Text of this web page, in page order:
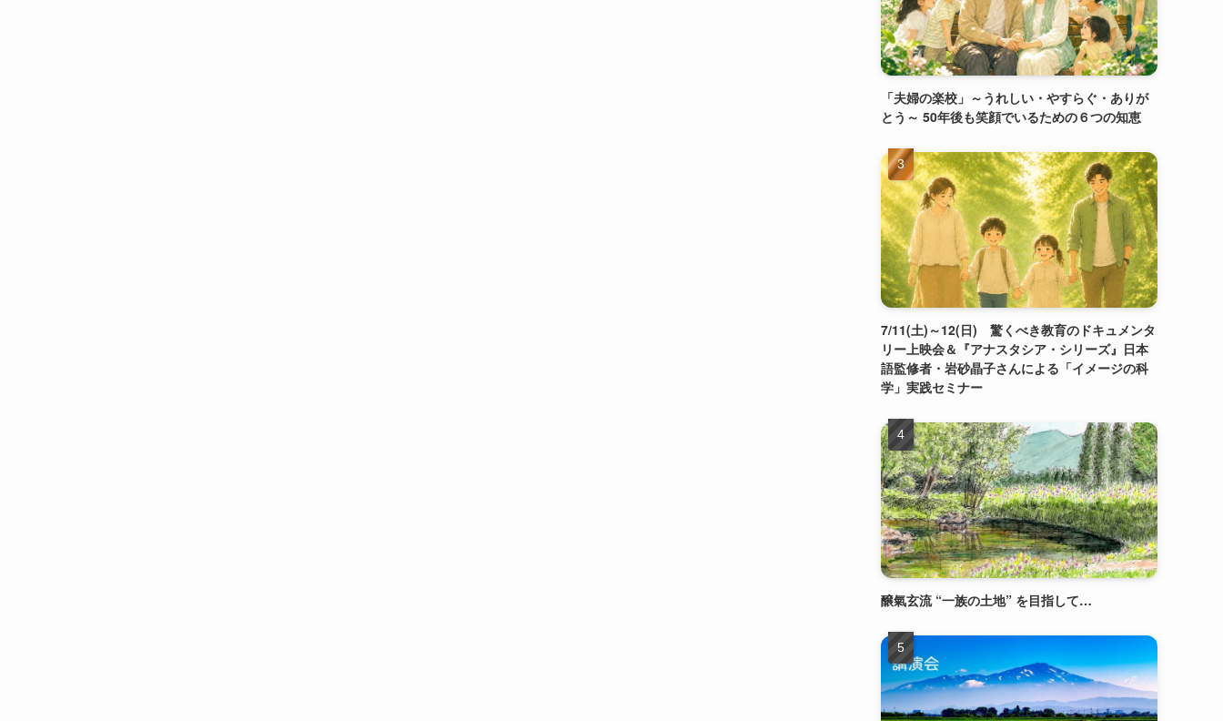
「夫婦の楽校」～うれしい・やすらぐ・ありが
とう～ 50年後も笑顔でいるための６つの知恵
7/11(土)～12(日) 驚くべき教育のドキュメンタ
リー上映会＆『アナスタシア・シリーズ』日本
語監修者・岩砂晶子さんによる「イメージの科
学」実践セミナー
醸氣玄流 “一族の土地” を目指して…